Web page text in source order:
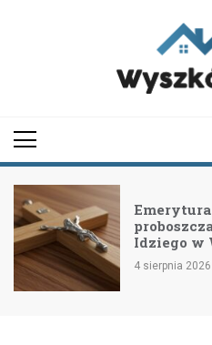
Idziego w
4 sierpnia 2026